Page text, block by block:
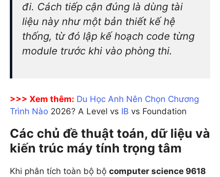
đi. Cách tiếp cận đúng là dùng tài
liệu này như một bản thiết kế hệ
thống, từ đó lập kế hoạch code từng
module trước khi vào phòng thi.
>>> Xem thêm: Du Học Anh Nên Chọn Chương
Trình Nào 2026? A Level vs IB vs Foundation
Các chủ đề thuật toán, dữ liệu và
kiến trúc máy tính trọng tâm
Khi phân tích toàn bộ bộ computer science 9618